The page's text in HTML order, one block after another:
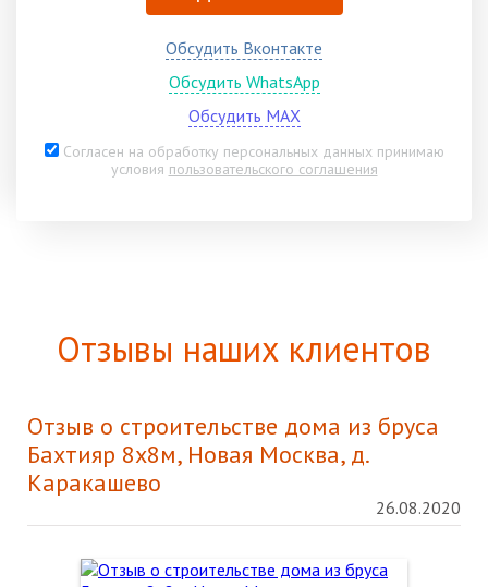
Обсудить Вконтакте
Обсудить WhatsApp
Обсудить MAX
Согласен на обработку персональных данных принимаю
условия пользовательского соглашения
Отзывы наших клиентов
Отзыв о строительстве дома из бруса
Бахтияр 8х8м, Новая Москва, д.
Каракашево
26.08.2020